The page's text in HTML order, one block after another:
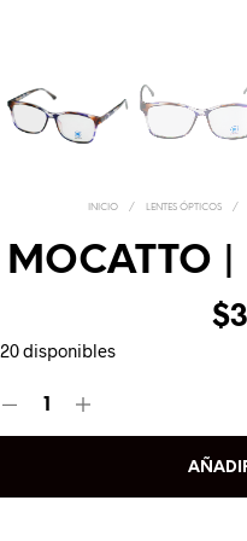
INICIO / LENTES ÓPTICOS /
MOCATTO
$
20 disponibles